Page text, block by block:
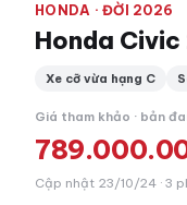
HONDA · ĐỜI 2026
Honda
Xe cỡ vừa hạng C
Giá tham khảo · bản
Cập nhật 23/10/24 · 3